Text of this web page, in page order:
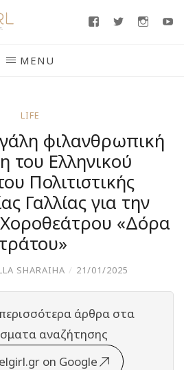
FacebookTwitter
MENU
LIFE
φιλανθρωπική
του Ελληνικού
Πολιτιστικής
Γαλλίας για την
«Δόρα
SHARAIHA / 21/01/2025
άρθρα στα
αναζήτησης
on Google